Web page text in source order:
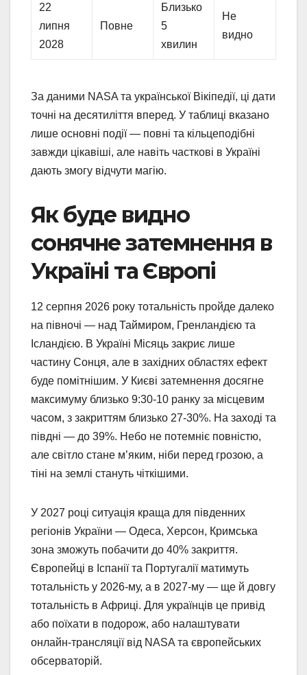
22
липня
2028
Повне
Близько
5
хвилин
Не
видно
За даними NASA та української Вікіпедії, ці дати
точні на десятиліття вперед. У таблиці вказано
лише основні події — повні та кільцеподібні
завжди цікавіші, але навіть часткові в Україні
дають змогу відчути магію.
Як буде видно
сонячне затемнення в
Україні та Європі
12 серпня 2026 року тотальність пройде далеко
на півночі — над Таймиром, Гренландією та
Ісландією. В Україні Місяць закриє лише
частину Сонця, але в західних областях ефект
буде помітнішим. У Києві затемнення досягне
максимуму близько 9:30-10 ранку за місцевим
часом, з закриттям близько 27-30%. На заході та
півдні — до 39%. Небо не потемніє повністю,
але світло стане м’яким, ніби перед грозою, а
тіні на землі стануть чіткішими.
У 2027 році ситуація краща для південних
регіонів України — Одеса, Херсон, Кримська
зона зможуть побачити до 40% закриття.
Європейці в Іспанії та Португалії матимуть
тотальність у 2026-му, а в 2027-му — ще й довгу
тотальність в Африці. Для українців це привід
або поїхати в подорож, або налаштувати
онлайн-трансляції від NASA та європейських
обсерваторій.